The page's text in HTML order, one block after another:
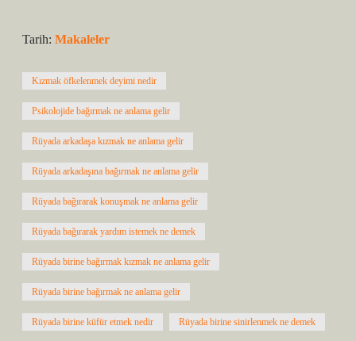
Tarih: Makaleler
Kızmak öfkelenmek deyimi nedir
Psikolojide bağırmak ne anlama gelir
Rüyada arkadaşa kızmak ne anlama gelir
Rüyada arkadaşına bağırmak ne anlama gelir
Rüyada bağırarak konuşmak ne anlama gelir
Rüyada bağırarak yardım istemek ne demek
Rüyada birine bağırmak kızmak ne anlama gelir
Rüyada birine bağırmak ne anlama gelir
Rüyada birine küfür etmek nedir Rüyada birine sinirlenmek ne demek